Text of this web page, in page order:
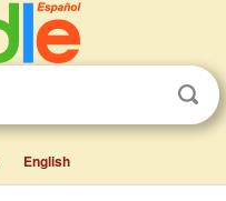
English